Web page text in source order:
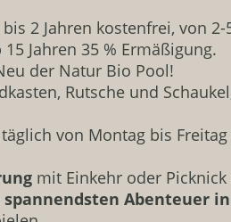
bis 2 Jahren kostenfrei, von
Jahren 35 % Ermäßigung.
der Natur Bio Pool!
Rutsche und
täglich von Montag bis
mit Einkehr oder
Abenteuer